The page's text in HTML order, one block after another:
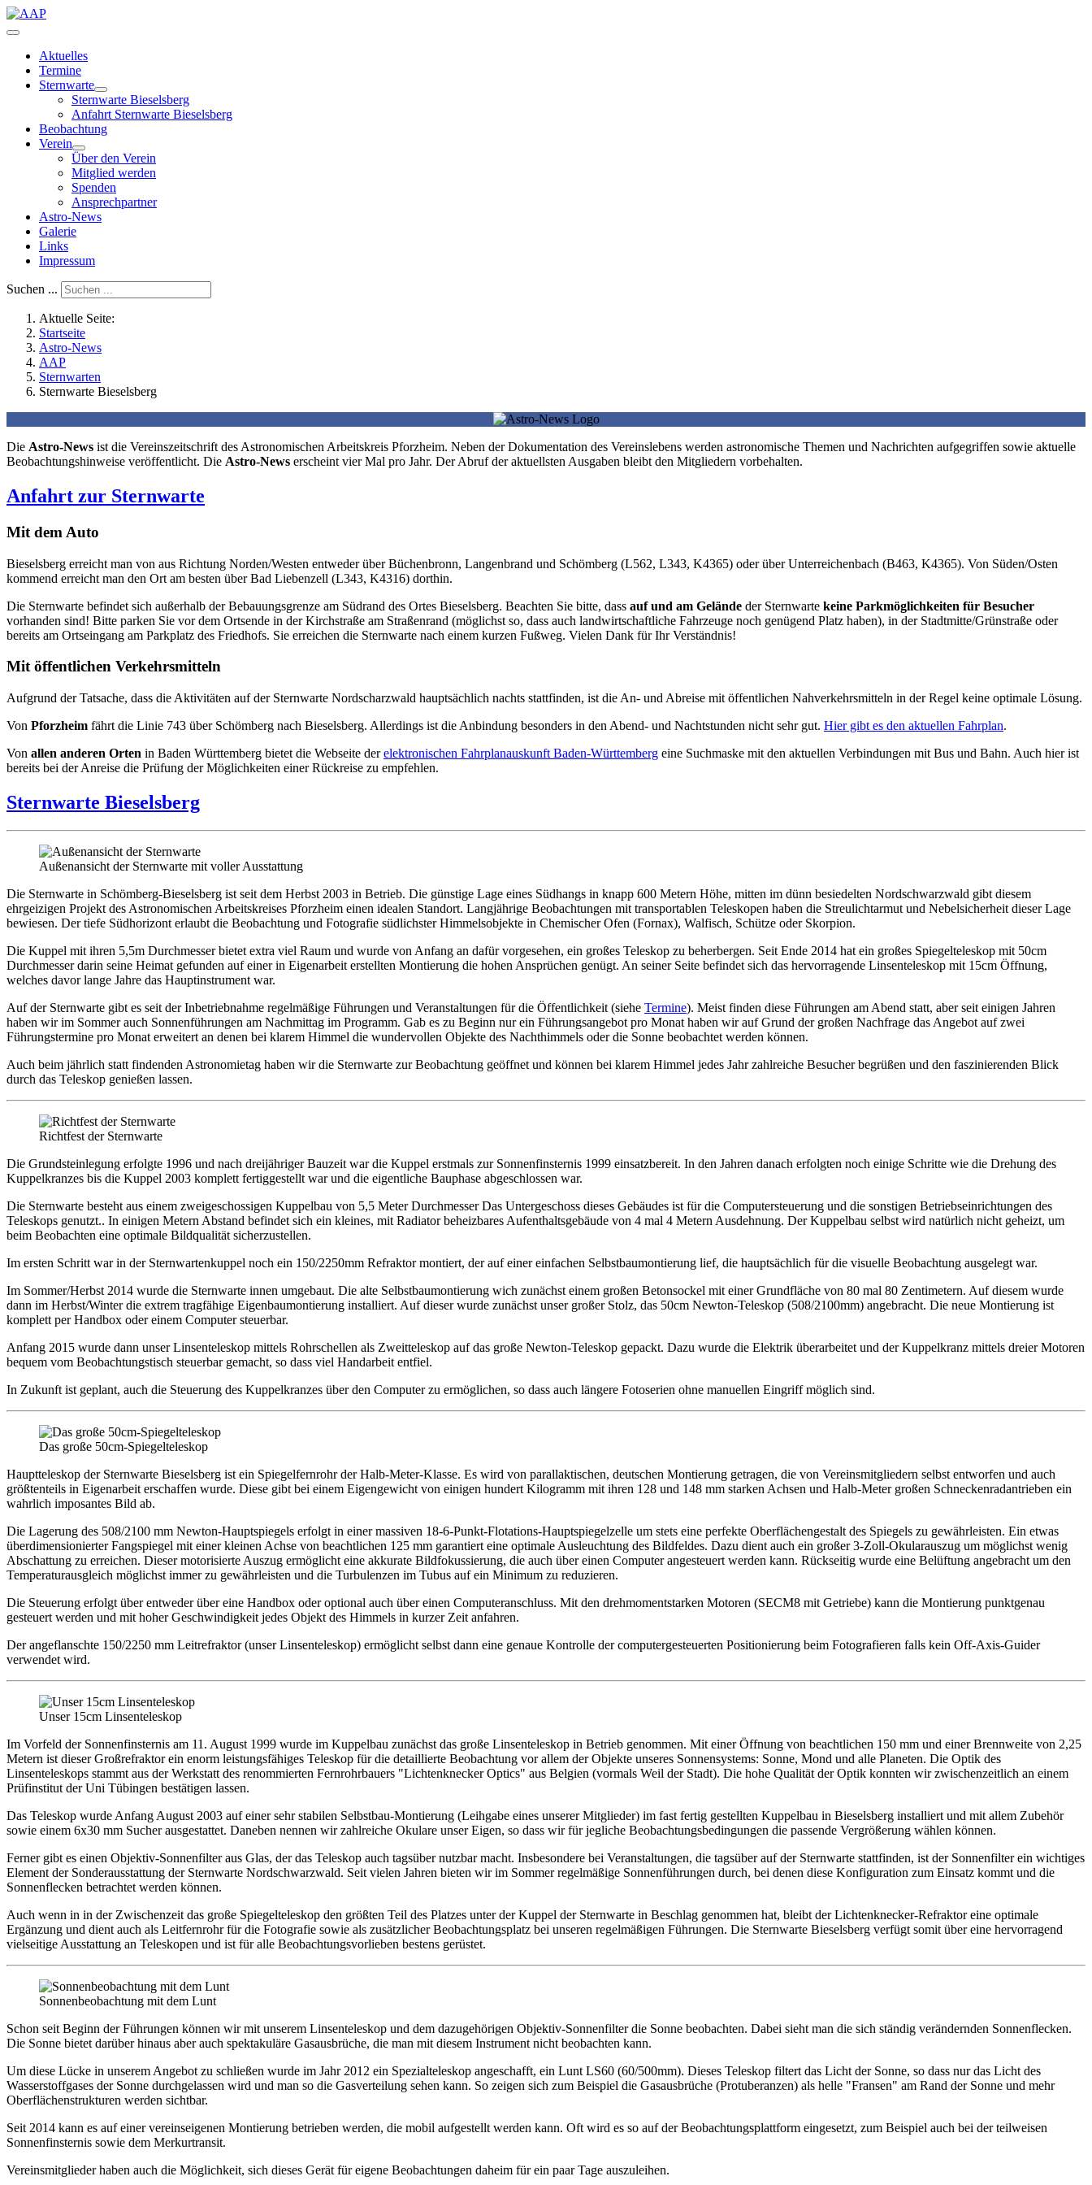
Aktuelles
Termine
Sternwarte
Sternwarte Bieselsberg
Anfahrt Sternwarte Bieselsberg
Beobachtung
Verein
Über den Verein
Mitglied werden
Spenden
Ansprechpartner
Astro-News
Galerie
Links
Impressum
Suchen ...
Aktuelle Seite:
Startseite
Astro-News
AAP
Sternwarten
Sternwarte Bieselsberg
Die Astro-News ist die Vereinszeitschrift des Astronomischen Arbeitskreis Pforzheim. Neben der Dokumentation des Vereinslebens werden astronomische Themen und Nachrichten aufgegriffen sowie aktuelle
Beobachtungshinweise veröffentlicht. Die Astro-News erscheint vier Mal pro Jahr. Der Abruf der aktuellsten Ausgaben bleibt den Mitgliedern vorbehalten.
Anfahrt zur Sternwarte
Mit dem Auto
Bieselsberg erreicht man von aus Richtung Norden/Westen entweder über Büchenbronn, Langenbrand und Schömberg (L562, L343, K4365) oder über Unterreichenbach (B463, K4365). Von Süden/Osten
kommend erreicht man den Ort am besten über Bad Liebenzell (L343, K4316) dorthin.
Die Sternwarte befindet sich außerhalb der Bebauungsgrenze am Südrand des Ortes Bieselsberg. Beachten Sie bitte, dass auf und am Gelände der Sternwarte keine Parkmöglichkeiten für Besucher
vorhanden sind! Bitte parken Sie vor dem Ortsende in der Kirchstraße am Straßenrand (möglichst so, dass auch landwirtschaftliche Fahrzeuge noch genügend Platz haben), in der Stadtmitte/Grünstraße oder
bereits am Ortseingang am Parkplatz des Friedhofs. Sie erreichen die Sternwarte nach einem kurzen Fußweg. Vielen Dank für Ihr Verständnis!
Mit öffentlichen Verkehrsmitteln
Aufgrund der Tatsache, dass die Aktivitäten auf der Sternwarte Nordscharzwald hauptsächlich nachts stattfinden, ist die An- und Abreise mit öffentlichen Nahverkehrsmitteln in der Regel keine optimale Lösung.
Von Pforzheim fährt die Linie 743 über Schömberg nach Bieselsberg. Allerdings ist die Anbindung besonders in den Abend- und Nachtstunden nicht sehr gut. Hier gibt es den aktuellen Fahrplan.
Von allen anderen Orten in Baden Württemberg bietet die Webseite derelektronischen Fahrplanauskunft Baden-Württemberg eine Suchmaske mit den aktuellen Verbindungen mit Bus und Bahn. Auch hier ist
bereits bei der Anreise die Prüfung der Möglichkeiten einer Rückreise zu empfehlen.
Sternwarte Bieselsberg
Außenansicht der Sternwarte mit voller Ausstattung
Die Sternwarte in Schömberg-Bieselsberg ist seit dem Herbst 2003 in Betrieb. Die günstige Lage eines Südhangs in knapp 600 Metern Höhe, mitten im dünn besiedelten Nordschwarzwald gibt diesem
ehrgeizigen Projekt des Astronomischen Arbeitskreises Pforzheim einen idealen Standort. Langjährige Beobachtungen mit transportablen Teleskopen haben die Streulichtarmut und Nebelsicherheit dieser Lage
bewiesen. Der tiefe Südhorizont erlaubt die Beobachtung und Fotografie südlichster Himmelsobjekte in Chemischer Ofen (Fornax), Walfisch, Schütze oder Skorpion.
Die Kuppel mit ihren 5,5m Durchmesser bietet extra viel Raum und wurde von Anfang an dafür vorgesehen, ein großes Teleskop zu beherbergen. Seit Ende 2014 hat ein großes Spiegelteleskop mit 50cm
Durchmesser darin seine Heimat gefunden auf einer in Eigenarbeit erstellten Montierung die hohen Ansprüchen genügt. An seiner Seite befindet sich das hervorragende Linsenteleskop mit 15cm Öffnung,
welches davor lange Jahre das Hauptinstrument war.
Auf der Sternwarte gibt es seit der Inbetriebnahme regelmäßige Führungen und Veranstaltungen für die Öffentlichkeit (siehe Termine). Meist finden diese Führungen am Abend statt, aber seit einigen Jahren
haben wir im Sommer auch Sonnenführungen am Nachmittag im Programm. Gab es zu Beginn nur ein Führungsangebot pro Monat haben wir auf Grund der großen Nachfrage das Angebot auf zwei
Führungstermine pro Monat erweitert an denen bei klarem Himmel die wundervollen Objekte des Nachthimmels oder die Sonne beobachtet werden können.
Auch beim jährlich statt findenden Astronomietag haben wir die Sternwarte zur Beobachtung geöffnet und können bei klarem Himmel jedes Jahr zahlreiche Besucher begrüßen und den faszinierenden Blick
durch das Teleskop genießen lassen.
Richtfest der Sternwarte
Die Grundsteinlegung erfolgte 1996 und nach dreijähriger Bauzeit war die Kuppel erstmals zur Sonnenfinsternis 1999 einsatzbereit. In den Jahren danach erfolgten noch einige Schritte wie die Drehung des
Kuppelkranzes bis die Kuppel 2003 komplett fertiggestellt war und die eigentliche Bauphase abgeschlossen war.
Die Sternwarte besteht aus einem zweigeschossigen Kuppelbau von 5,5 Meter Durchmesser Das Untergeschoss dieses Gebäudes ist für die Computersteuerung und die sonstigen Betriebseinrichtungen des
Teleskops genutzt.. In einigen Metern Abstand befindet sich ein kleines, mit Radiator beheizbares Aufenthaltsgebäude von 4 mal 4 Metern Ausdehnung. Der Kuppelbau selbst wird natürlich nicht geheizt, um
beim Beobachten eine optimale Bildqualität sicherzustellen.
Im ersten Schritt war in der Sternwartenkuppel noch ein 150/2250mm Refraktor montiert, der auf einer einfachen Selbstbaumontierung lief, die hauptsächlich für die visuelle Beobachtung ausgelegt war.
Im Sommer/Herbst 2014 wurde die Sternwarte innen umgebaut. Die alte Selbstbaumontierung wich zunächst einem großen Betonsockel mit einer Grundfläche von 80 mal 80 Zentimetern. Auf diesem wurde
dann im Herbst/Winter die extrem tragfähige Eigenbaumontierung installiert. Auf dieser wurde zunächst unser großer Stolz, das 50cm Newton-Teleskop (508/2100mm) angebracht. Die neue Montierung ist
komplett per Handbox oder einem Computer steuerbar.
Anfang 2015 wurde dann unser Linsenteleskop mittels Rohrschellen als Zweitteleskop auf das große Newton-Teleskop gepackt. Dazu wurde die Elektrik überarbeitet und der Kuppelkranz mittels dreier Motoren
bequem vom Beobachtungstisch steuerbar gemacht, so dass viel Handarbeit entfiel.
In Zukunft ist geplant, auch die Steuerung des Kuppelkranzes über den Computer zu ermöglichen, so dass auch längere Fotoserien ohne manuellen Eingriff möglich sind.
Das große 50cm-Spiegelteleskop
Hauptteleskop der Sternwarte Bieselsberg ist ein Spiegelfernrohr der Halb-Meter-Klasse. Es wird von parallaktischen, deutschen Montierung getragen, die von Vereinsmitgliedern selbst entworfen und auch
größtenteils in Eigenarbeit erschaffen wurde. Diese gibt bei einem Eigengewicht von einigen hundert Kilogramm mit ihren 128 und 148 mm starken Achsen und Halb-Meter großen Schneckenradantrieben ein
wahrlich imposantes Bild ab.
Die Lagerung des 508/2100 mm Newton-Hauptspiegels erfolgt in einer massiven 18-6-Punkt-Flotations-Hauptspiegelzelle um stets eine perfekte Oberflächengestalt des Spiegels zu gewährleisten. Ein etwas
überdimensionierter Fangspiegel mit einer kleinen Achse von beachtlichen 125 mm garantiert eine optimale Ausleuchtung des Bildfeldes. Dazu dient auch ein großer 3-Zoll-Okularauszug um möglichst wenig
Abschattung zu erreichen. Dieser motorisierte Auszug ermöglicht eine akkurate Bildfokussierung, die auch über einen Computer angesteuert werden kann. Rückseitig wurde eine Belüftung angebracht um den
Temperaturausgleich möglichst immer zu gewährleisten und die Turbulenzen im Tubus auf ein Minimum zu reduzieren.
Die Steuerung erfolgt über entweder über eine Handbox oder optional auch über einen Computeranschluss. Mit den drehmomentstarken Motoren (SECM8 mit Getriebe) kann die Montierung punktgenau
gesteuert werden und mit hoher Geschwindigkeit jedes Objekt des Himmels in kurzer Zeit anfahren.
Der angeflanschte 150/2250 mm Leitrefraktor (unser Linsenteleskop) ermöglicht selbst dann eine genaue Kontrolle der computergesteuerten Positionierung beim Fotografieren falls kein Off-Axis-Guider
verwendet wird.
Unser 15cm Linsenteleskop
Im Vorfeld der Sonnenfinsternis am 11. August 1999 wurde im Kuppelbau zunächst das große Linsenteleskop in Betrieb genommen. Mit einer Öffnung von beachtlichen 150 mm und einer Brennweite von 2,25
Metern ist dieser Großrefraktor ein enorm leistungsfähiges Teleskop für die detaillierte Beobachtung vor allem der Objekte unseres Sonnensystems: Sonne, Mond und alle Planeten. Die Optik des
Linsenteleskops stammt aus der Werkstatt des renommierten Fernrohrbauers "Lichtenknecker Optics" aus Belgien (vormals Weil der Stadt). Die hohe Qualität der Optik konnten wir zwischenzeitlich an einem
Prüfinstitut der Uni Tübingen bestätigen lassen.
Das Teleskop wurde Anfang August 2003 auf einer sehr stabilen Selbstbau-Montierung (Leihgabe eines unserer Mitglieder) im fast fertig gestellten Kuppelbau in Bieselsberg installiert und mit allem Zubehör
sowie einem 6x30 mm Sucher ausgestattet. Daneben nennen wir zahlreiche Okulare unser Eigen, so dass wir für jegliche Beobachtungsbedingungen die passende Vergrößerung wählen können.
Ferner gibt es einen Objektiv-Sonnenfilter aus Glas, der das Teleskop auch tagsüber nutzbar macht. Insbesondere bei Veranstaltungen, die tagsüber auf der Sternwarte stattfinden, ist der Sonnenfilter ein wichtiges
Element der Sonderausstattung der Sternwarte Nordschwarzwald. Seit vielen Jahren bieten wir im Sommer regelmäßige Sonnenführungen durch, bei denen diese Konfiguration zum Einsatz kommt und die
Sonnenflecken betrachtet werden können.
Auch wenn in in der Zwischenzeit das große Spiegelteleskop den größten Teil des Platzes unter der Kuppel der Sternwarte in Beschlag genommen hat, bleibt der Lichtenknecker-Refraktor eine optimale
Ergänzung und dient auch als Leitfernrohr für die Fotografie sowie als zusätzlicher Beobachtungsplatz bei unseren regelmäßigen Führungen. Die Sternwarte Bieselsberg verfügt somit über eine hervorragend
vielseitige Ausstattung an Teleskopen und ist für alle Beobachtungsvorlieben bestens gerüstet.
Sonnenbeobachtung mit dem Lunt
Schon seit Beginn der Führungen können wir mit unserem Linsenteleskop und dem dazugehörigen Objektiv-Sonnenfilter die Sonne beobachten. Dabei sieht man die sich ständig verändernden Sonnenflecken.
Die Sonne bietet darüber hinaus aber auch spektakuläre Gasausbrüche, die man mit diesem Instrument nicht beobachten kann.
Um diese Lücke in unserem Angebot zu schließen wurde im Jahr 2012 ein Spezialteleskop angeschafft, ein Lunt LS60 (60/500mm). Dieses Teleskop filtert das Licht der Sonne, so dass nur das Licht des
Wasserstoffgases der Sonne durchgelassen wird und man so die Gasverteilung sehen kann. So zeigen sich zum Beispiel die Gasausbrüche (Protuberanzen) als helle "Fransen" am Rand der Sonne und mehr
Oberflächenstrukturen werden sichtbar.
Seit 2014 kann es auf einer vereinseigenen Montierung betrieben werden, die mobil aufgestellt werden kann. Oft wird es so auf der Beobachtungsplattform eingesetzt, zum Beispiel auch bei der teilweisen
Sonnenfinsternis sowie dem Merkurtransit.
Vereinsmitglieder haben auch die Möglichkeit, sich dieses Gerät für eigene Beobachtungen daheim für ein paar Tage auszuleihen.